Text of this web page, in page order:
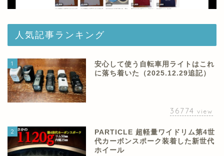
人気記事ランキング
1
安心して使う自転車用ライトはこれ
に落ち着いた（2025.12.29追記）
36774 view
2
PARTICLE 超軽量ワイドリム第4世
代カーボンスポーク装着した新世代
ホイール